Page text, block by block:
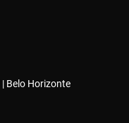
Belo Horizonte